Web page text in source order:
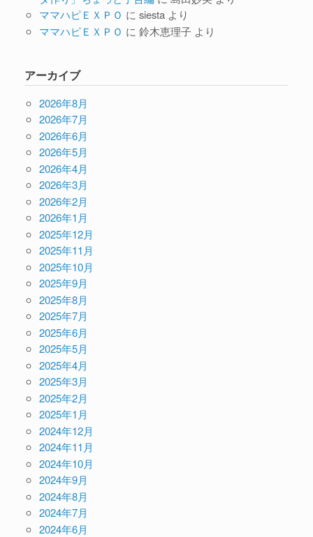
ママハピＥＸＰＯ に siestaより
ママハピＥＸＰＯ に 鈴木恵理子より
アーカイブ
2026年8月
2026年7月
2026年6月
2026年5月
2026年4月
2026年3月
2026年2月
2026年1月
2025年12月
2025年11月
2025年10月
2025年9月
2025年8月
2025年7月
2025年6月
2025年5月
2025年4月
2025年3月
2025年2月
2025年1月
2024年12月
2024年11月
2024年10月
2024年9月
2024年8月
2024年7月
2024年6月